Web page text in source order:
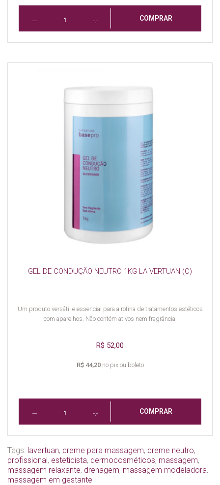
COMPRAR
GEL DE CONDUÇÃO NEUTRO 1KG LA VERTUAN (C)
Um produto versátil e essencial para a rotina de tratamentos estéticos
com aparelhos. Não contém ativos nem fragrância.
R$ 52,00
R$ 44,20no pix ou boleto
COMPRAR
Tags: lavertuan, creme para massagem, creme neutro,
profissional, esteticista, dermocosméticos, massagem,
massagem relaxante, drenagem, massagem modeladora,
massagem em gestante